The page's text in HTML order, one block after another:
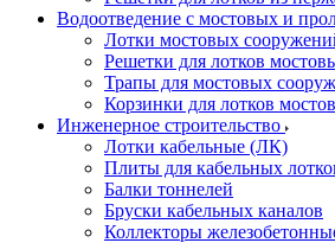
Водоотведение с мостовых и
Лотки мостовых
Решетки для лотков
Трапы для мостовых
Корзинки для лотков
Инженерное строительство
Лотки кабельные (ЛК)
Плиты для кабельных
Балки тоннелей
Бруски кабельных каналов
Коллекторы